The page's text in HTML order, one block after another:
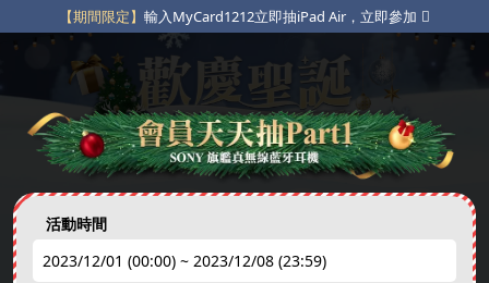
【期間限定】 輸入MyCard1212立即抽iPad Air，立即參加
【粉絲專屬】 指定貼文互動抽獎，立即參加
【限定豪禮】不定期限時動態點數補給，立即參加
免費天天抽 下載APP
活動時間
2023/12/01 (00:00) ~ 2023/12/08 (23:59)